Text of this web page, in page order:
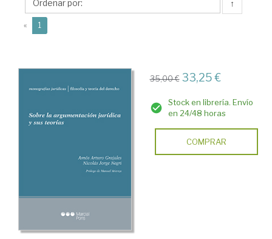
Arturo
↑
« 1
35,00 € 33,25 €
Stock en librería. Envío
en 24/48 horas
COMPRAR